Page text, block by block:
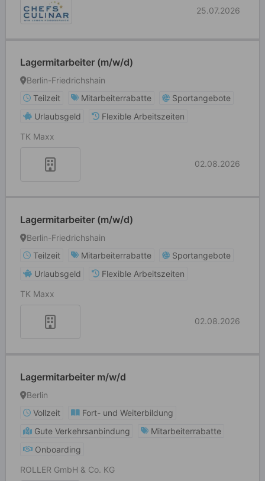
25.07.2026
Lagermitarbeiter (m/w/d)
Berlin-Friedrichshain
Teilzeit
Mitarbeiterrabatte
Sportangebote
Urlaubsgeld
Flexible Arbeitszeiten
TK Maxx
02.08.2026
Lagermitarbeiter (m/w/d)
Berlin-Friedrichshain
Teilzeit
Mitarbeiterrabatte
Sportangebote
Urlaubsgeld
Flexible Arbeitszeiten
TK Maxx
02.08.2026
Lagermitarbeiter m/w/d
Berlin
Vollzeit
Fort- und Weiterbildung
Gute Verkehrsanbindung
Mitarbeiterrabatte
Onboarding
ROLLER GmbH & Co. KG